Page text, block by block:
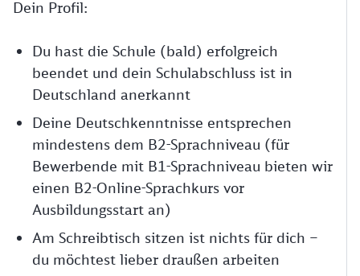
Dein Profil:
Du hast die Schule (bald) erfolgreich
beendet und dein Schulabschluss ist in
Deutschland anerkannt
Deine Deutschkenntnisse entsprechen
mindestens dem B2-Sprachniveau (für
Bewerbende mit B1-Sprachniveau bieten wir
einen B2-Online-Sprachkurs vor
Ausbildungsstart an)
Am Schreibtisch sitzen ist nichts für dich –
du möchtest lieber draußen arbeiten